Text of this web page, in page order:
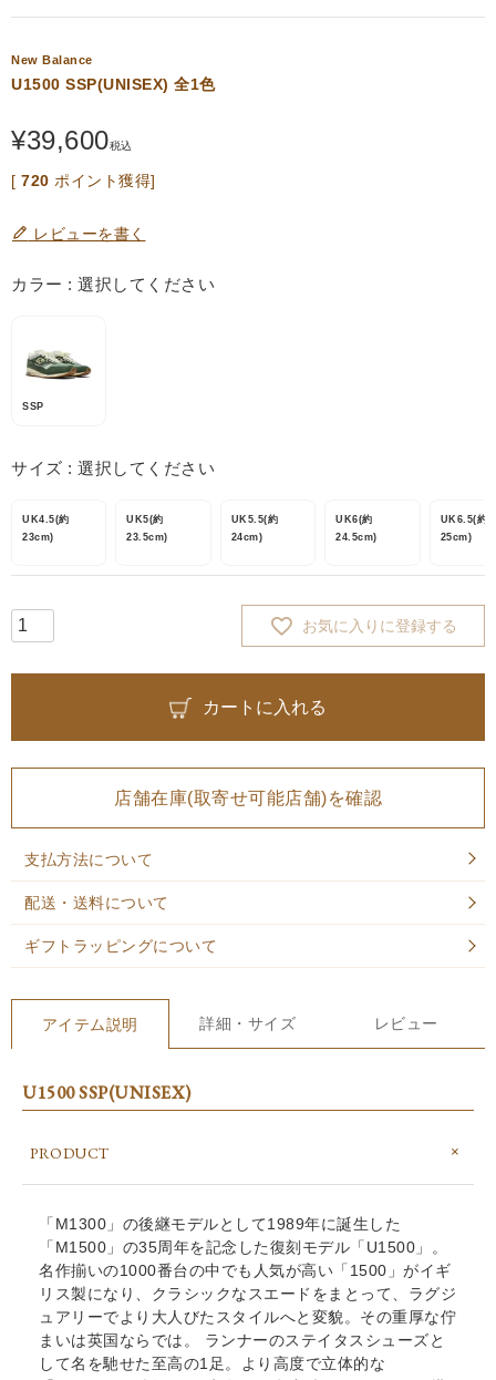
New Balance
U1500 SSP(UNISEX) 全1色
¥39,600税込
[ 720 ポイント獲得]
レビューを書く
カラー 選択してください
SSP
サイズ 選択してください
UK4.5(約
23cm)
UK5(約
23.5cm)
UK5.5(約
24cm)
UK6(約
24.5cm)
UK6.5(約
25cm)
お気に入りに登録する
カートに入れる
店舗在庫(取寄せ可能店舗)を確認
支払方法について
配送・送料について
ギフトラッピングについて
アイテム説明 詳細・サイズ レビュー
U1500 SSP(UNISEX)
PRODUCT
「M1300」の後継モデルとして1989年に誕生した
「M1500」の35周年を記念した復刻モデル「U1500」。
名作揃いの1000番台の中でも人気が高い「1500」がイギ
リス製になり、クラシックなスエードをまとって、ラグジ
ュアリーでより大人びたスタイルへと変貌。その重厚な佇
まいは英国ならでは。 ランナーのステイタスシューズと
して名を馳せた至高の1足。より高度で立体的な